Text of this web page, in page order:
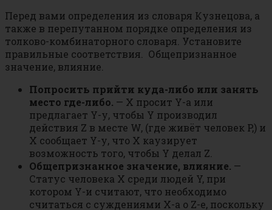
Перед вами определения из словаря Кузнецова, а
также в перепутанном порядке определения из
толково-комбинаторного словаря. Установите
правильные соответствия. Общепризнанное
значение, влияние.
Попросить прийти куда-либо или занять
место где-либо. — Х просит Y-а или
предлагает Y-у, чтобы Y производил
действия Z в месте W, (где живёт человек P,) и
Х сообщает Y-у, что Х каузирует
возможность того, чтобы Y делал Z.
Общепризнанное значение, влияние. —
Статус человека X среди людей Y, при
котором Y-и считают, что необходимо
считаться с суждениями X-а о Z-е, поскольку